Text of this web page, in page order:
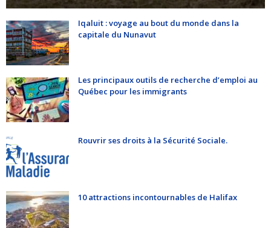
Iqaluit : voyage au bout du monde dans la
capitale du Nunavut
Les principaux outils de recherche d’emploi au
Québec pour les immigrants
Rouvrir ses droits à la Sécurité Sociale.
10 attractions incontournables de Halifax